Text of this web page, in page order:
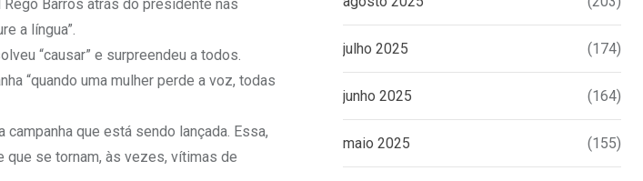
Barros atrás do presidente nas
a língua”.
“causar” e surpreendeu a todos.
“quando uma mulher perde a voz, todas
que está sendo lançada. Essa,
se tornam, às vezes, vítimas de
julho 2025 (174)
junho 2025 (164)
maio 2025 (155)